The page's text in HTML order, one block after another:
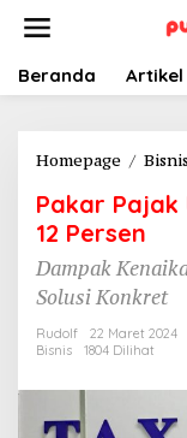
Beranda Artikel
Homepage /
Pakar Pajak
12 Persen
Dampak
Solusi Konkret
Rudolf
22 Maret 2024
Bisnis
1804 Dilihat